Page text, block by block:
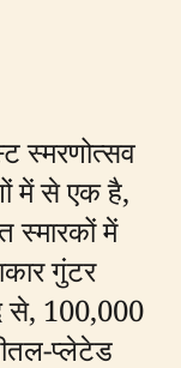
स्मरणोत्सव
में से एक है,
स्मारकों में
गुंटर
से, 100,000
प्लेटेड